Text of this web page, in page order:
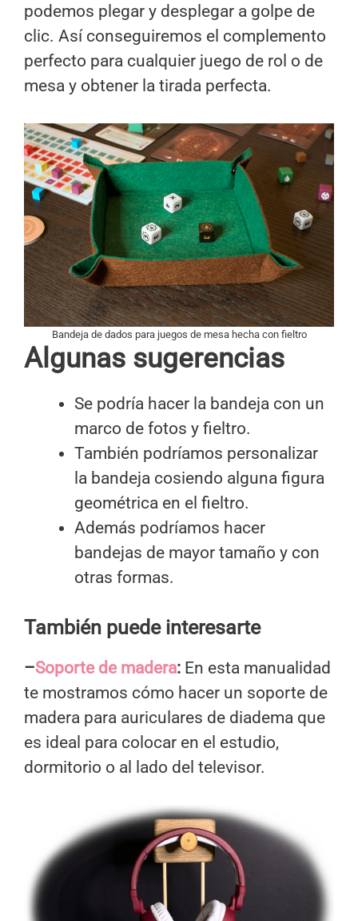
podemos plegar y desplegar a golpe de
clic. Así conseguiremos el complemento
perfecto para cualquier juego de rol o de
mesa y obtener la tirada perfecta.
Bandeja de dados para juegos de mesa hecha con fieltro
Algunas sugerencias
Se podría hacer la bandeja con un
marco de fotos y fieltro.
También podríamos personalizar
la bandeja cosiendo alguna figura
geométrica en el fieltro.
Además podríamos hacer
bandejas de mayor tamaño y con
otras formas.
También puede interesarte
–Soporte de madera: En esta manualidad
te mostramos cómo hacer un soporte de
madera para auriculares de diadema que
es ideal para colocar en el estudio,
dormitorio o al lado del televisor.